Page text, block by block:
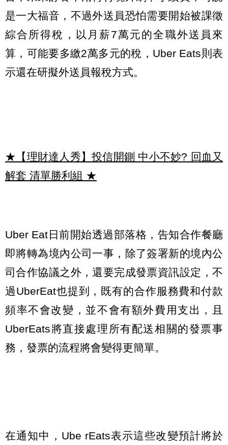
是一大福音，不過外送員恐怕需要開始被課徵
綜合所得稅，以月薪7萬元的全職外送員來
算，可能要多繳2萬多元的稅，Uber Eats則表
示還在研擬外送員報稅方式。
★【理財達人秀】投信開鍘 中小不妙? 回血又
解套 清單勝利組 ★
Uber Eat日前開始透過部落格，告知合作餐廳
即將轉為境內公司一事，除了簽署新的境內公
司合作協議之外，還要完成發票資訊設定，不
過UberEat也提到，既有的合作服務費和付款
頻率不會改變，並不會有額外費用支出，且
UberEats將直接處理所有配送相關的發票事
務，發票的流程將會變得更簡單。
在通知中，Ube rEats表示這些改變預計將於